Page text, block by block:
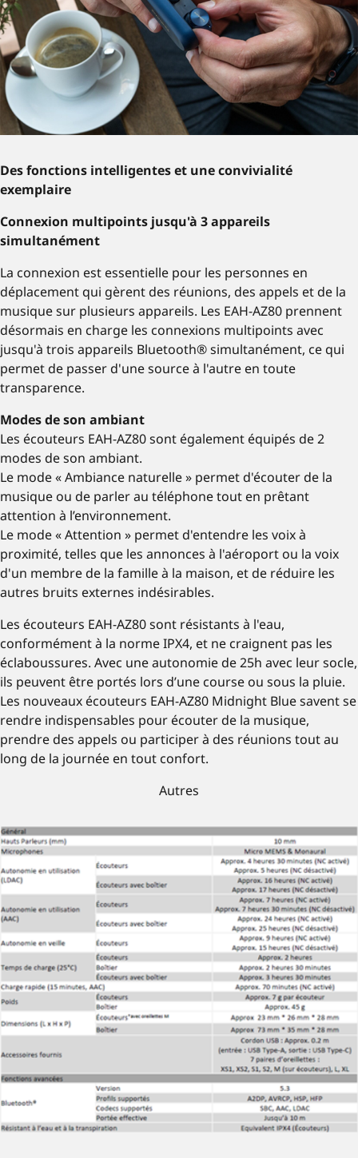
Des fonctions intelligentes et une convivialité
exemplaire
Connexion multipoints jusqu'à 3 appareils
simultanément
La connexion est essentielle pour les personnes en
déplacement qui gèrent des réunions, des appels et de la
musique sur plusieurs appareils. Les EAH-AZ80 prennent
désormais en charge les connexions multipoints avec
jusqu'à trois appareils Bluetooth® simultanément, ce qui
permet de passer d'une source à l'autre en toute
transparence.
Modes de son ambiant
Les écouteurs EAH-AZ80 sont également équipés de 2
modes de son ambiant.
Le mode « Ambiance naturelle » permet d'écouter de la
musique ou de parler au téléphone tout en prêtant
attention à l’environnement.
Le mode « Attention » permet d'entendre les voix à
proximité, telles que les annonces à l'aéroport ou la voix
d'un membre de la famille à la maison, et de réduire les
autres bruits externes indésirables.
Les écouteurs EAH-AZ80 sont résistants à l'eau,
conformément à la norme IPX4, et ne craignent pas les
éclaboussures. Avec une autonomie de 25h avec leur socle,
ils peuvent être portés lors d’une course ou sous la pluie.
Les nouveaux écouteurs EAH-AZ80 Midnight Blue savent se
rendre indispensables pour écouter de la musique,
prendre des appels ou participer à des réunions tout au
long de la journée en tout confort.
Autres